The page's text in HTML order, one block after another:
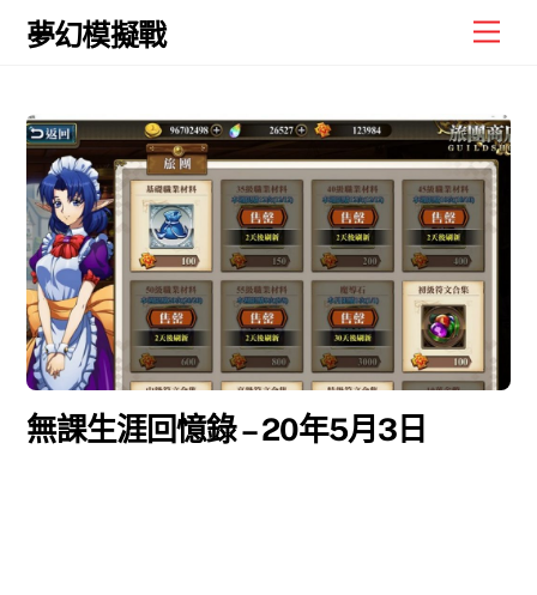
Skip
夢幻模擬戰
無課生涯回憶錄 – 20年5月3日